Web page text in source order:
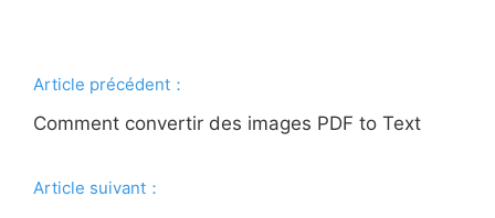
Article précédent：
Comment convertir des images PDF to Text
Article suivant：